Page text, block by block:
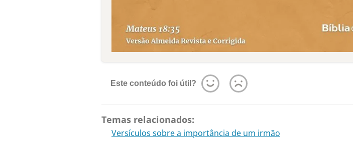
Este conteúdo foi útil?
Temas relacionados:
Versículos sobre a importância de um irmão